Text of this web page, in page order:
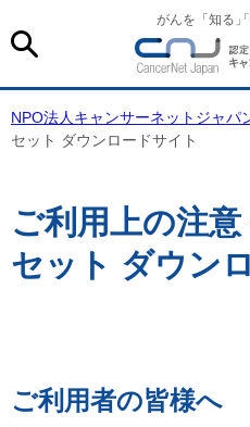
がんを「知る
NPO法人キャンサーネットジャパ
セット ダウンロードサイト
ご利用上の注
セット ダウン
ご利用者の皆様へ